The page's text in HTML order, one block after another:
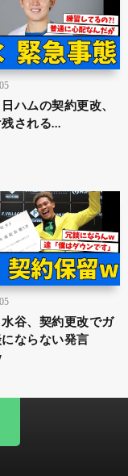
日ハムの契約更改、
される…
水谷、契約更改でガ
ならない発言